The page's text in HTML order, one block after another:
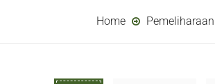
Home Pemeliharaan